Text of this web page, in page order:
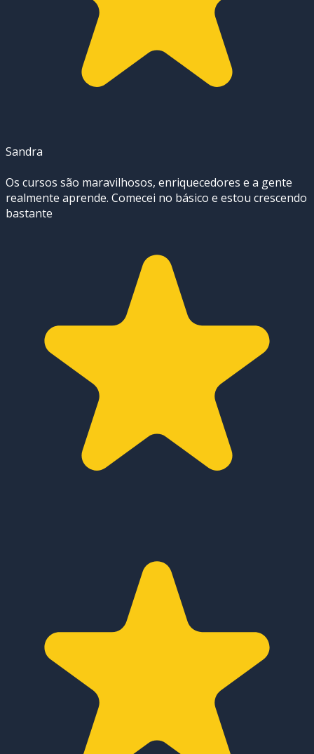
Sandra
Os cursos são maravilhosos, enriquecedores e a gente
realmente aprende. Comecei no básico e estou crescendo
bastante